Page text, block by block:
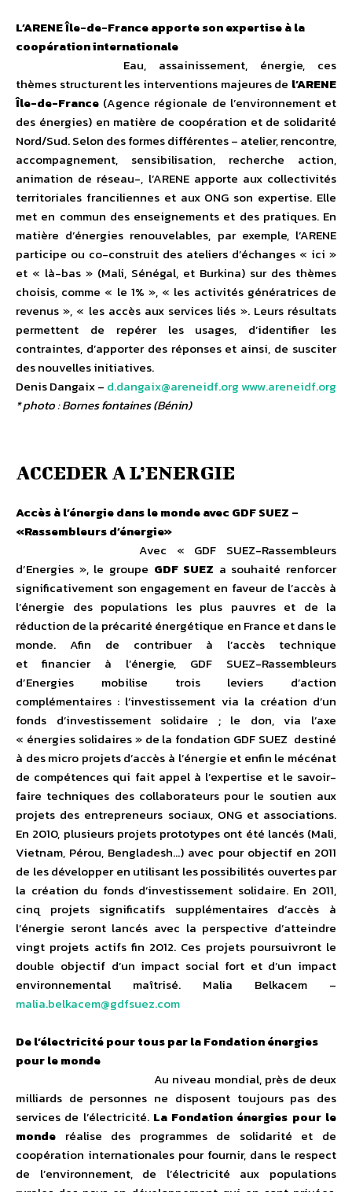
L’ARENE Île-de-France apporte son expertise à la
coopération internationale
Eau, assainissement, énergie, ces
thèmes structurent les interventions majeures de l’ARENE
Île-de-France (Agence régionale de l’environnement et
des énergies) en matière de coopération et de solidarité
Nord/Sud. Selon des formes différentes – atelier, rencontre,
accompagnement, sensibilisation, recherche action,
animation de réseau-, l’ARENE apporte aux collectivités
territoriales franciliennes et aux ONG son expertise. Elle
met en commun des enseignements et des pratiques. En
matière d’énergies renouvelables, par exemple, l’ARENE
participe ou co-construit des ateliers d’échanges « ici »
et « là-bas » (Mali, Sénégal, et Burkina) sur des thèmes
choisis, comme « le 1% », « les activités génératrices de
revenus », « les accès aux services liés ». Leurs résultats
permettent de repérer les usages, d’identifier les
contraintes, d’apporter des réponses et ainsi, de susciter
des nouvelles initiatives.
Denis Dangaix – d.dangaix@areneidf.orgwww.areneidf.org
* photo : Bornes fontaines (Bénin)
ACCEDER A L’ENERGIE
Accès à l’énergie dans le monde avec GDF SUEZ –
«Rassembleurs d’énergie»
Avec « GDF SUEZ-Rassembleurs
d’Energies », le groupe GDF SUEZ a souhaité renforcer
significativement son engagement en faveur de l’accès à
l’énergie des populations les plus pauvres et de la
réduction de la précarité énergétique en France et dans le
monde. Afin de contribuer à l’accès technique
et financier à l’énergie, GDF SUEZ-Rassembleurs
d’Energies mobilise trois leviers d’action
complémentaires : l’investissement via la création d’un
fonds d’investissement solidaire ; le don, via l’axe
« énergies solidaires » de la fondation GDF SUEZ destiné
à des micro projets d’accès à l’énergie et enfin le mécénat
de compétences qui fait appel à l’expertise et le savoir-
faire techniques des collaborateurs pour le soutien aux
projets des entrepreneurs sociaux, ONG et associations.
En 2010, plusieurs projets prototypes ont été lancés (Mali,
Vietnam, Pérou, Bengladesh…) avec pour objectif en 2011
de les développer en utilisant les possibilités ouvertes par
la création du fonds d’investissement solidaire. En 2011,
cinq projets significatifs supplémentaires d’accès à
l’énergie seront lancés avec la perspective d’atteindre
vingt projets actifs fin 2012. Ces projets poursuivront le
double objectif d’un impact social fort et d’un impact
environnemental maîtrisé. Malia Belkacem –
malia.belkacem@gdfsuez.com
De l’électricité pour tous par la Fondation énergies
pour le monde
Au niveau mondial, près de deux
milliards de personnes ne disposent toujours pas des
services de l’électricité. La Fondation énergies pour le
monde réalise des programmes de solidarité et de
coopération internationales pour fournir, dans le respect
de l’environnement, de l’électricité aux populations